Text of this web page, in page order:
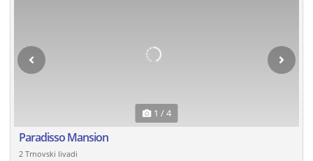
1 / 4
Paradisso Mansion
2 Trnovski livadi